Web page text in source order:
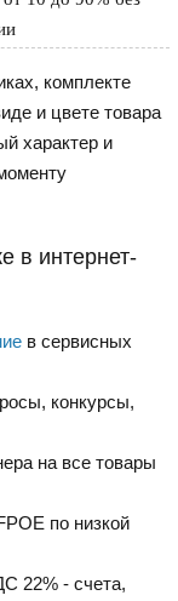
комплекте
и цвете товара
характер и
в интернет-
в сервисных
конкурсы,
на все товары
по низкой
22% - счета,